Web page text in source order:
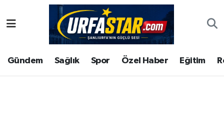
Gündem Sağlık Spor Özel Haber Eğitim
ASAYİS
ÇEVRE
Şanlıurfa Nöbetçi Eczaneler
Şanlıurfa Hava Durumu